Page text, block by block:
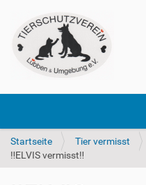
Startseite Tier vermisst
‼️ELVIS vermisst‼️